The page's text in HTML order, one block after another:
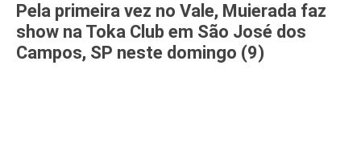
Pela primeira vez no Vale, Muierada faz
show na Toka Club em São José dos
Campos, SP neste domingo (9)